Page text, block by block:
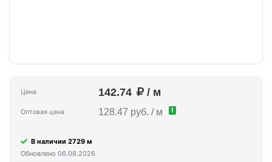
Цена 142.74 / м
Оптовая цена 128.47 руб. / м !
В наличии 2729 м
Обновлено 06.08.2026